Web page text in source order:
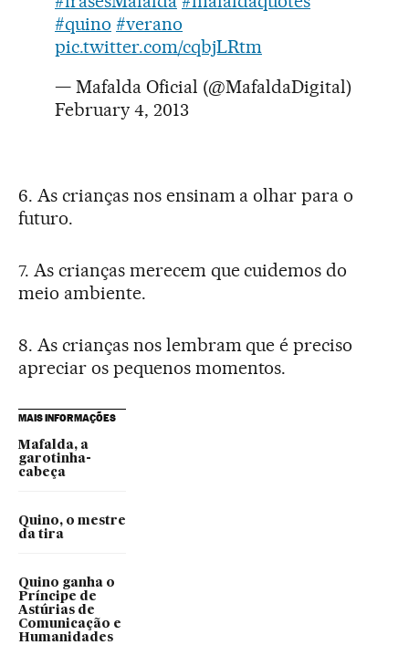
#quino #verano
pic.twitter.com/cqbjLRtm
— Mafalda Oficial (@MafaldaDigital)
February 4, 2013
6. As crianças nos ensinam a olhar para o
futuro.
7. As crianças merecem que cuidemos do
meio ambiente.
8. As crianças nos lembram que é preciso
apreciar os pequenos momentos.
MAIS INFORMAÇÕES
Mafalda, a
garotinha-
cabeça
Quino, o mestre
da tira
Quino ganha o
Príncipe de
Astúrias de
Comunicação e
Humanidades